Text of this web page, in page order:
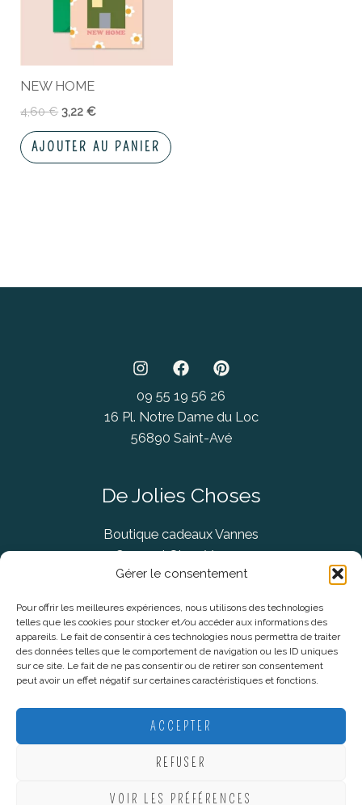
Gérer le consentement
Pour offrir les meilleures expériences, nous utilisons des technologies
telles que les cookies pour stocker et/ou accéder aux informations des
appareils. Le fait de consentir à ces technologies nous permettra de traiter
des données telles que le comportement de navigation ou les ID uniques
sur ce site. Le fait de ne pas consentir ou de retirer son consentement
peut avoir un effet négatif sur certaines caractéristiques et fonctions.
ACCEPTER
REFUSER
VOIR LES PRÉFÉRENCES
NEW HOME
4,60€ 3,22€
AJOUTER AU PANIER
09 55 19 56 26
16 Pl. Notre Dame du Loc
56890 Saint-Avé
De Jolies Choses
Boutique cadeaux Vannes
Concept Store Vannes
Informations légales
CGV
Politique De Confidentialité
Plan du site